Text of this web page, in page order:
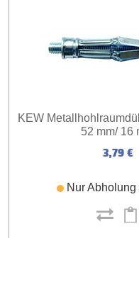
KEW
52 mm/ 16
3,79 €
Nur